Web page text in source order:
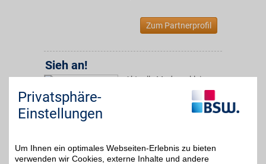
Zum Partnerprofil
3%
Sieh an!
Aktuelle Mode zu kleinen
Preisen: Kleidung für
jeden Figurtyp und in
vielen Spezialgrößen
Zum Partnerprofil
Privatsphäre-
Einstellungen
Um Ihnen ein optimales Webseiten-Erlebnis zu bieten
verwenden wir Cookies, externe Inhalte und andere